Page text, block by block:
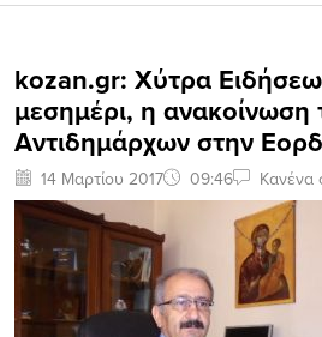
kozan.gr: Χύτρα
μεσημέρι, η
Αντιδημάρχων στην
14 Μαρτίου 2017 09:46 Κανένα